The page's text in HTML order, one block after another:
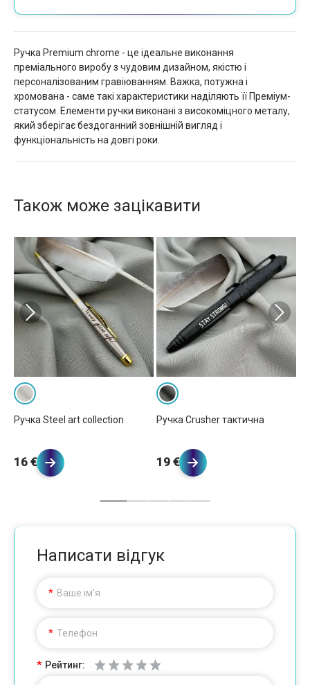
Ручка Premium chrome - це ідеальне виконання
преміального виробу з чудовим дизайном, якістю і
персоналізованим гравіюванням. Важка, потужна і
хромована - саме такі характеристики наділяють її Преміум-
статусом. Елементи ручки виконані з високоміцного металу,
який зберігає бездоганний зовнішній вигляд і
функціональність на довгі роки.
Також може зацікавити
Ручка Steel art collection
16 €
Ручка Crusher тактична
19 €
Написати відгук
Ваше ім’я
Телефон
Рейтинг: